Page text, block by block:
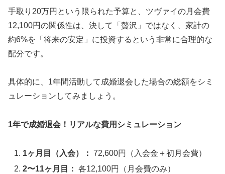
💰
月会費 8,000円 ・お見合い料無料
川崎・横浜エリアで評判の結婚相談所。男性女性カ
ウンセラーのWサポートで笑顔の婚活を実現。
シーネット結婚相談所の詳細確認
💻 ウェルスマ：オンライン結婚相談所の先駆
け
手取り20万円という限られた予算と、ツヴァイの月会費
12,100円の関係性は、決して「贅沢」ではなく、家計の
約6%を「将来の安定」に投資するという非常に合理的な
配分です。
具体的に、1年間活動して成婚退会した場合の総額をシミ
ュレーションしてみましょう。
1年で成婚退会！リアルな費用シミュレーション
1ヶ月目（入会）： 72,600円（入会金＋初月会費）
2〜11ヶ月目： 各12,100円（月会費のみ）